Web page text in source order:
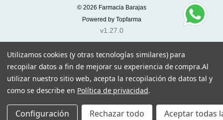
© 2026 Farmacia Barajas
Powered by Topfarma
v1.27.0
Utilizamos cookies (y otras tecnologías similares) para
recopilar datos a fin de mejorar su experiencia de compra.Al
utilizar nuestro sitio web, acepta la recopilación de datos tal y
como se describe en Política de privacidad.
Configuración Rechazar todo Aceptar todas